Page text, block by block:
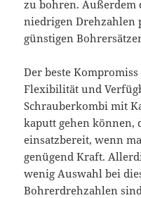
zu bohren. Außerdem
niedrigen Drehzahlen
günstigen
Der beste
Flexibilität und
Schrauberkombi mit
kaputt gehen können,
einsatzbereit, wenn
genügend Kraft.
wenig Auswahl bei
Bohrerdrehzahlen